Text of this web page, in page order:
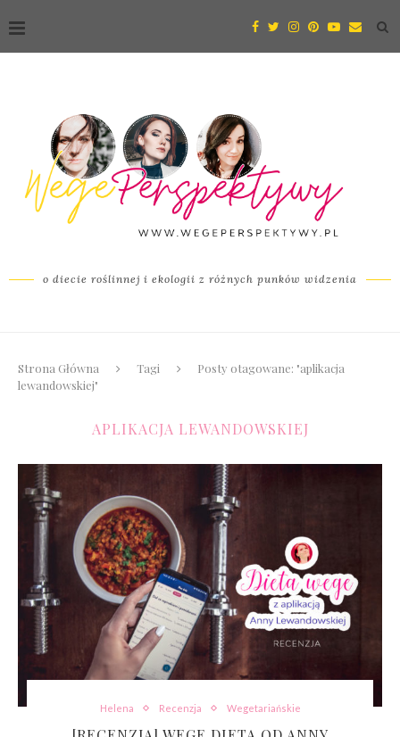
o diecie roślinnej i ekologii z różnych punków widzenia
Strona Główna Tagi
Posty otagowane: "aplikacja
lewandowskiej"
APLIKACJA LEWANDOWSKIEJ
Helena Recenzja Wegetariańskie